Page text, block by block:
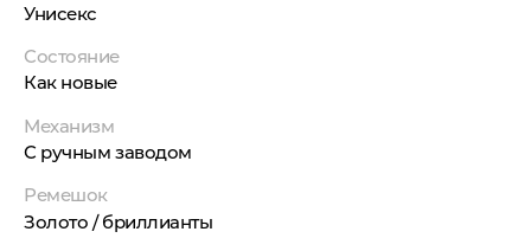
Унисекс
Состояние
Как новые
Механизм
С ручным заводом
Ремешок
Золото / бриллианты